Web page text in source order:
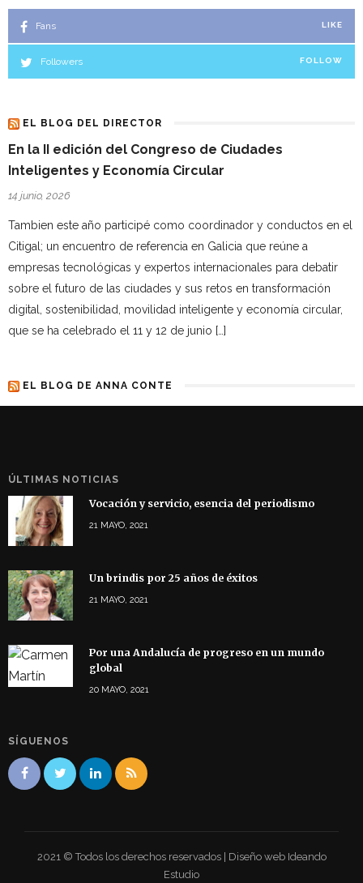
Fans LIKE
Followers FOLLOW
EL BLOG DEL DIRECTOR
En la II edición del Congreso de Ciudades
Inteligentes y Economía Circular
14 junio, 2026
Tambien este año participé como coordinador y conductos en el
Citigal; un encuentro de referencia en Galicia que reúne a
empresas tecnológicas y expertos internacionales para debatir
sobre el futuro de las ciudades y sus retos en transformación
digital, sostenibilidad, movilidad inteligente y economía circular,
que se ha celebrado el 11 y 12 de junio […]
EL BLOG DE ANNA CONTE
ÚLTIMAS NOTICIAS
Vocación y servicio, esencia del periodismo
21 MAYO, 2021
Un brindis por 25 años de éxitos
21 MAYO, 2021
Por una Andalucía de progreso en un mundo
global
20 MAYO, 2021
SÍGUENOS
2021 © Todos los derechos reservados | Diseño web Ideando
Estudio